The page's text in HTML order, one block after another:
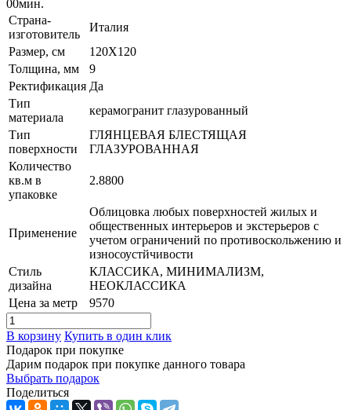
00мин.
Страна-
изготовитель
Италия
Размер, см
120X120
Толщина, мм
9
Ректификация Да
Тип
материала
керамогранит глазурованный
Тип
поверхности
ГЛЯНЦЕВАЯ БЛЕСТЯЩАЯ
ГЛАЗУРОВАННАЯ
Количество
кв.м в
упаковке
2.8800
Применение
Облицовка любых поверхностей жилых и
общественных интерьеров и экстерьеров с
учетом ограничений по противоскольжению и
износоустйчивости
Стиль
дизайна
КЛАССИКА, МИНИМАЛИЗМ,
НЕОКЛАССИКА
Цена за метр
9570
В корзину Купить в один клик
Подарок при покупке
Дарим подарок при покупке данного товара
Выбрать подарок
Поделиться